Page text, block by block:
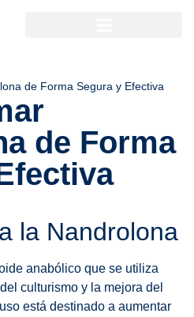
de Forma Segura y Efectiva
de Forma
la Nandrolona
anabólico que se utiliza
culturismo y la mejora del
está destinado a aumentar